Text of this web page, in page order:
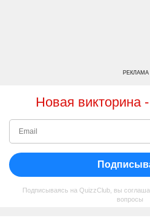
РЕКЛАМА
Новая викторина
Подписываясь на QuizzClub, вы
вопросы